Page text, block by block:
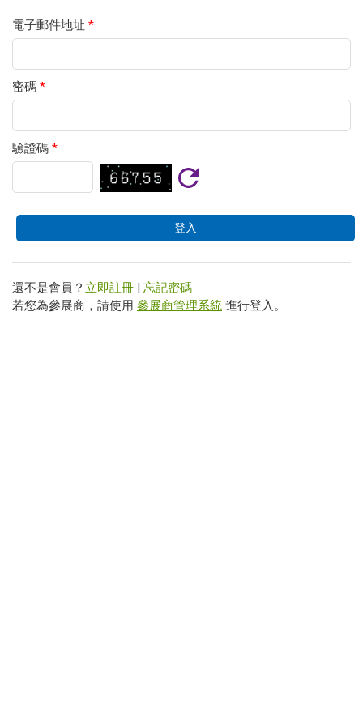
電子郵件地址 *
密碼 *
驗證碼 *
還不是會員？ 立即註冊 | 忘記密碼
若您為參展商，請使用 參展商管理系統 進行登入。